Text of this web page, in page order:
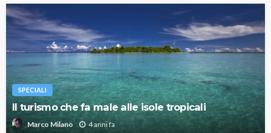
SPECIALI
Il turismo che fa male alle isole tropicali
Marco Milano 4 anni fa